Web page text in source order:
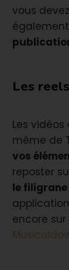
vous
Les
Les
même de
vos
reposter
le filigrane
encore